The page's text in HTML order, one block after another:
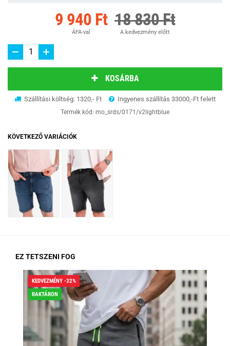
9 940 Ft
ÁFA-val
18 830 Ft
A kedvezmény előtt
KOSÁRBA
Szállítási költség: 1320,- Ft Ingyenes szállítás 33000,-Ft felett
Termék kód: mo_srds/0171/v2lightblue
KÖVETKEZŐ VARIÁCIÓK
EZ TETSZENI FOG
KEDVEZMÉNY -32%
RAKTÁRON